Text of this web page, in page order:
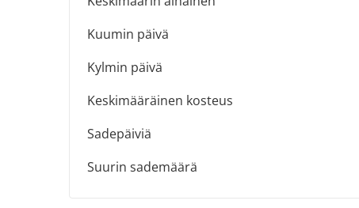
Kuumin päivä
Kylmin päivä
Keskimääräinen kosteus
Sadepäiviä
Suurin sademäärä